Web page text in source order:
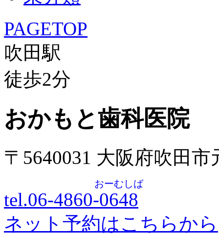
PAGETOP
吹田駅
徒歩2分
おかもと歯科医院
〒5640031 大阪府吹田
tel.06-4860-0648
おーむしば
ネット予約はこちらから